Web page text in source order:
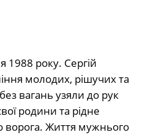
1988 року. Сергій
молодих, рішучих та
без вагань узяли до рук
родини та рідне
ворога. Життя мужнього